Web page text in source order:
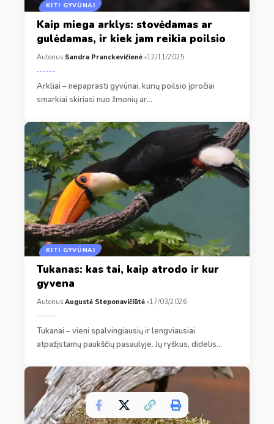
KITI GYVŪNAI
Kaip miega arklys: stovėdamas ar
gulėdamas, ir kiek jam reikia poilsio
Autorius:Sandra Pranckevičienė 12/11/2025
Arkliai – nepaprasti gyvūnai, kurių poilsio įpročiai
smarkiai skiriasi nuo žmonių ar…
KITI GYVŪNAI
Tukanas: kas tai, kaip atrodo ir kur
gyvena
Autorius:Augustė Steponavičiūtė 17/03/2026
Tukanai – vieni spalvingiausių ir lengviausiai
atpažįstamų paukščių pasaulyje. Jų ryškus, didelis…